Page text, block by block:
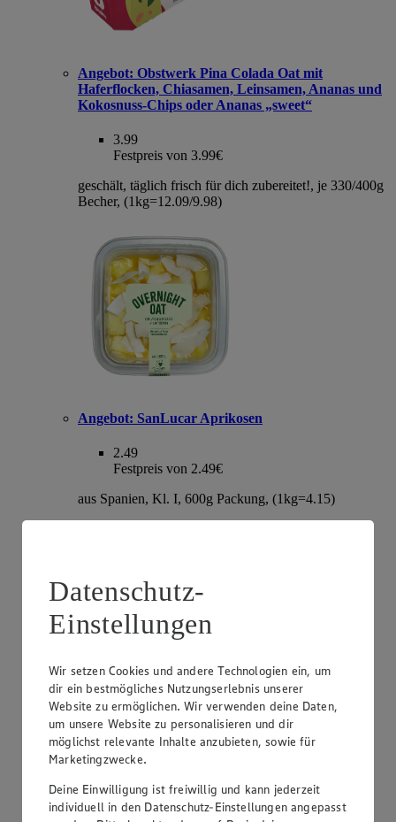
Angebot: Obstwerk Pina Colada Oat mit
Haferflocken, Chiasamen, Leinsamen, Ananas und
Kokosnuss-Chips oder Ananas „sweet“
3.99
Festpreis von 3.99€
geschält, täglich frisch für dich zubereitet!, je 330/400g
Becher, (1kg=12.09/9.98)
Angebot: SanLucar Aprikosen
2.49
Festpreis von 2.49€
aus Spanien, Kl. I, 600g Packung, (1kg=4.15)
Angebot:Zespri Kiwi Gold „Jumbo“
1.00
Festpreis von 1.00€
aus Neuseeland, Kl. I, Stück
Datenschutz-
Einstellungen
Wir setzen Cookies und andere Technologien ein, um
dir ein bestmögliches Nutzungserlebnis unserer
Website zu ermöglichen. Wir verwenden deine Daten,
um unsere Website zu personalisieren und dir
möglichst relevante Inhalte anzubieten, sowie für
Marketingzwecke.
Deine Einwilligung ist freiwillig und kann jederzeit
individuell in den Datenschutz-Einstellungen angepasst